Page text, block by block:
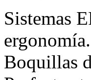
Sistemas
Boquillas